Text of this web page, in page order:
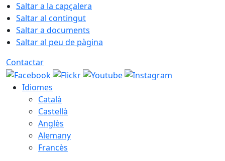
Saltar a la capçalera
Saltar al contingut
Saltar a documents
Saltar al peu de pàgina
Contactar
Idiomes
Català
Castellà
Anglès
Alemany
Francès